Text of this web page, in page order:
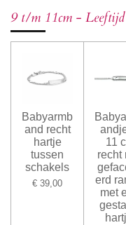
9 t/m 11cm - Leeftijd
Babyarmb
and recht
hartje
tussen
schakels
€ 39,00
11
recht
erd
met